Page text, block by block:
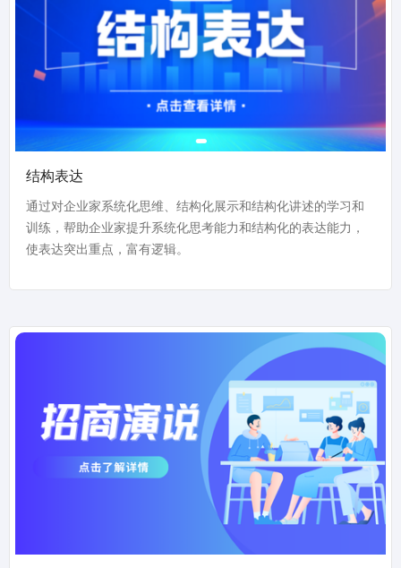
结构表达
通过对企业家系统化思维、结构化展示和结构化讲述的学习和
训练，帮助企业家提升系统化思考能力和结构化的表达能力，
使表达突出重点，富有逻辑。